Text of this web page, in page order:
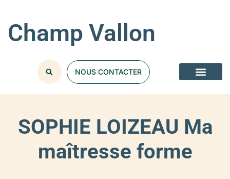
Champ Vallon
NOUS CONTACTER
SOPHIE LOIZEAU Ma
maîtresse forme